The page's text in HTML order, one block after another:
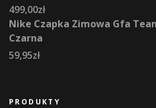
499,00zł
Nike Czapka Zimowa Gfa
Czarna
59,95zł
PRODUKTY